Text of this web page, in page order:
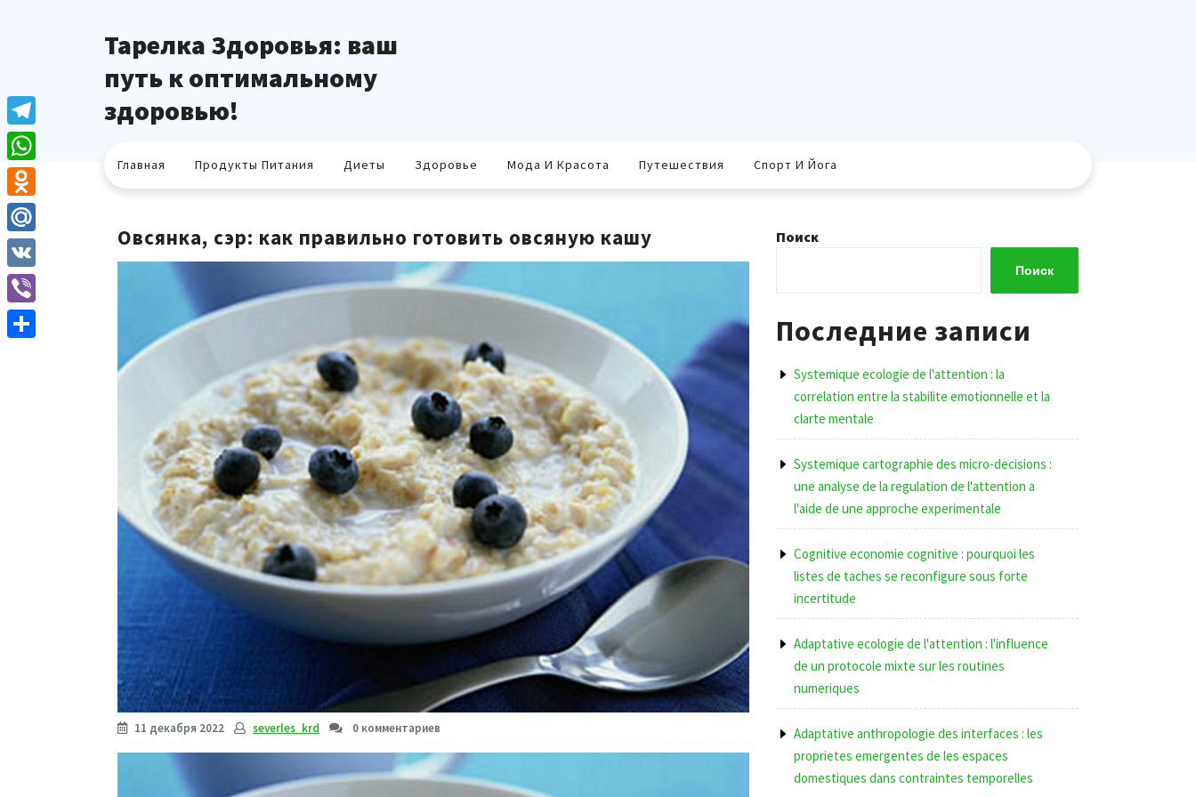
Тарелка Здоровья: ваш
путь к оптимальному
здоровью!
Главная Продукты Питания Диеты Здоровье Мода И Красота Путешествия Спорт И Йога
Овсянка, сэр: как правильно готовить овсяную кашу
11 декабря 2022 severles_krd 0 комментариев
Поиск
Поиск
Последние записи
Systemique ecologie de l'attention : la
correlation entre la stabilite emotionnelle et la
clarte mentale
Systemique cartographie des micro-decisions :
une analyse de la regulation de l'attention a
l'aide de une approche experimentale
Cognitive economie cognitive : pourquoi les
listes de taches se reconfigure sous forte
incertitude
Adaptative ecologie de l'attention : l'influence
de un protocole mixte sur les routines
numeriques
Adaptative anthropologie des interfaces : les
proprietes emergentes de les espaces
domestiques dans contraintes temporelles
Telegram
WhatsApp
Odnoklassniki
Mail.Ru
VK
Viber